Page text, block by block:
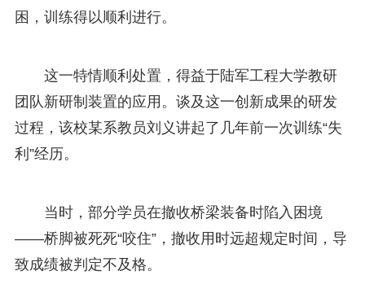
困，训练得以顺利进行。
这一特情顺利处置，得益于陆军工程大学教研
团队新研制装置的应用。谈及这一创新成果的研发
过程，该校某系教员刘义讲起了几年前一次训练“失
利”经历。
当时，部分学员在撤收桥梁装备时陷入困境
——桥脚被死死“咬住”，撤收用时远超规定时间，导
致成绩被判定不及格。